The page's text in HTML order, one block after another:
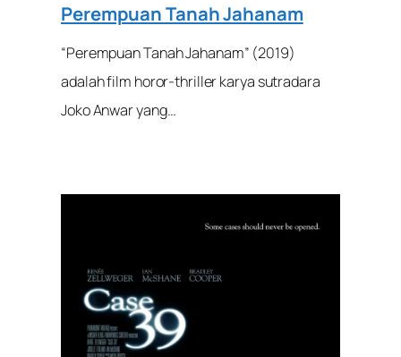
Perempuan Tanah Jahanam
“Perempuan Tanah Jahanam” (2019)
adalah film horor-thriller karya sutradara
Joko Anwar yang…